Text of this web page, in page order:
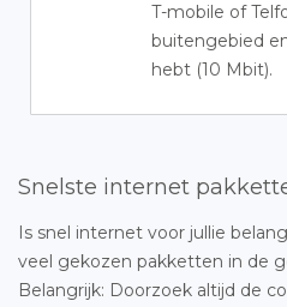
T-mobile of
buitengebied
hebt (10 Mbit).
Snelste internet
Is snel internet voor jullie
veel gekozen pakketten in de
Belangrijk: Doorzoek altijd de